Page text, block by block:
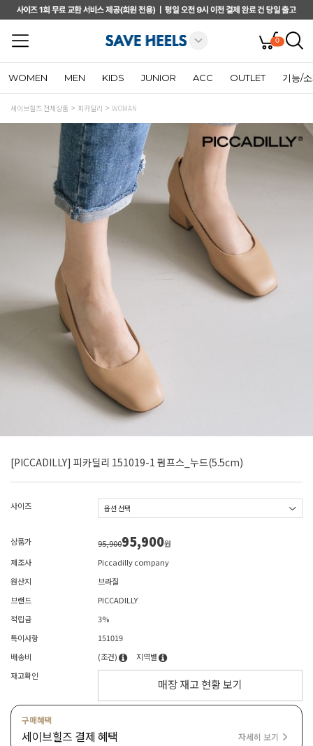
0
WOMEN MEN KIDS JUNIOR ACC OUTLET 기능/
세이브힐즈 전체상품 피카딜리 WOMAN
[PICCADILLY] 피카딜리 151019-1 펌프스_누드(5.5cm)
사이즈
상품가 95,90095,900원
제조사
Piccadilly company
원산지
브라질
브랜드
PICCADILLY
적립금
3%
특이사항
151019
배송비
(조건)
지역별
재고확인
매장 재고 현황 보기
구매혜택
세이브힐즈 결제 혜택 자세히 보기